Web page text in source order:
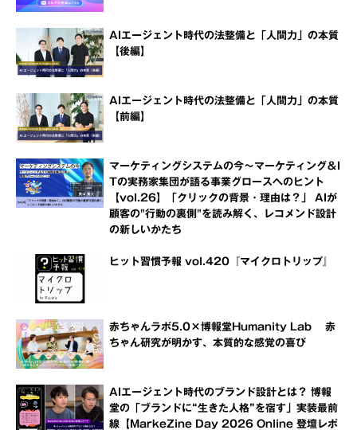
AIエージェント時代の法整備と「人間力」の本質
【後編】
AIエージェント時代の法整備と「人間力」の本質
【前編】
マーケティングシステムの今～マーケティング＆I
Tの実務家集団が語る事業グロースへのヒント
【vol.26】「クリックの背景・理由は？」 AIが
顧客の"行動の裏側"を読み解く、レコメンド設計
の新しいかたち
ヒット習慣予報 vol.420『マイクロトリップ』
赤ちゃんラボ5.0×博報堂Humanity Lab 赤
ちゃん研究が明かす、本質的な感覚の喜び
AIエージェント時代のブランド設計とは？ 博報
堂の「ブランドに“生きた人格”を宿す」実装最前
線【MarkeZine Day 2026 Online 登壇レポ